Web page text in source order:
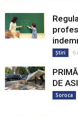
Știri 6
DE
Soroca